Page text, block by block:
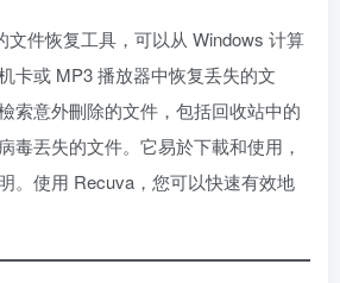
文件恢复工具，可以从 Windows 计算
卡或 MP3 播放器中恢复丢失的文
索意外刪除的文件，包括回收站中的
毒丟失的文件。它易於下載和使用，
。使用 Recuva，您可以快速有效地